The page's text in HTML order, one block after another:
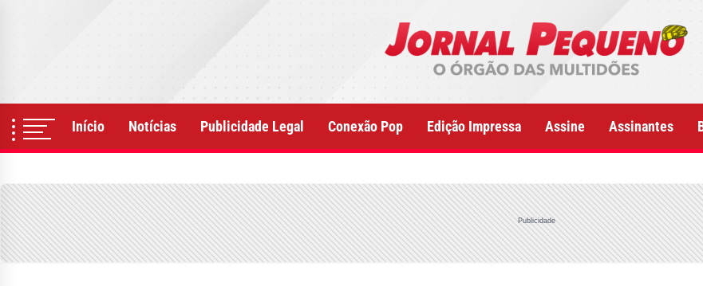
Início Notícias Publicidade Legal Conexão Pop Edição Impressa Assine Assinantes
Publicidade